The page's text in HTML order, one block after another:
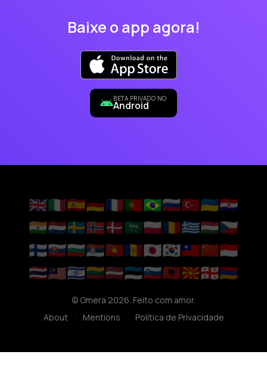
Baixe o app agora!
BETA PRIVADO NO
Android
🇬🇧🇮🇹🇪🇸🇩🇪🇫🇷🇵🇹🇧🇷🇷🇺🇹🇷🇺🇦🇭🇷
🇮🇳🇳🇱🇸🇪🇳🇴🇩🇰🇸🇦🇵🇱🇷🇴🇬🇷🇭🇺🇨🇿
🇫🇮🇸🇰🇧🇬🇷🇸🇻🇳🇦🇩🇯🇵🇰🇷🇹🇼🇨🇳🇮🇩
🇹🇭🇲🇾🇮🇱🇱🇹🇱🇻🇪🇪🇸🇮🇦🇱🇲🇰🇬🇪🇦🇲
© Omera 2026. Feito com amor.
About
· Mentions · Política de Privacidade